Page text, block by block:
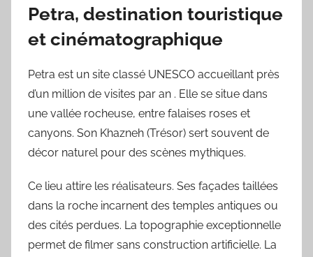
Petra, destination touristique
et cinématographique
Petra est un site classé UNESCO accueillant près
d’un million de visites par an . Elle se situe dans
une vallée rocheuse, entre falaises roses et
canyons. Son Khazneh (Trésor) sert souvent de
décor naturel pour des scènes mythiques.
Ce lieu attire les réalisateurs. Ses façades taillées
dans la roche incarnent des temples antiques ou
des cités perdues. La topographie exceptionnelle
permet de filmer sans construction artificielle. La